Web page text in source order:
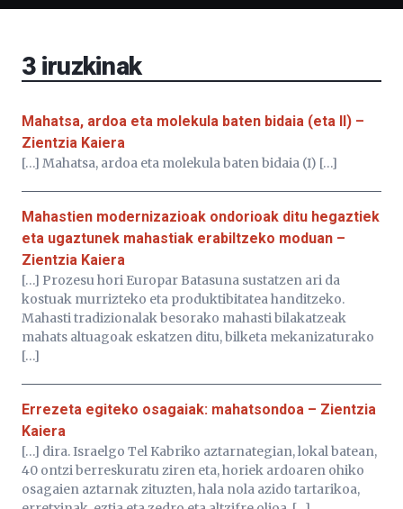
3iruzkinak
Mahatsa, ardoa eta molekula baten bidaia (eta II) –
Zientzia Kaiera
[…] Mahatsa, ardoa eta molekula baten bidaia (I) […]
Mahastien modernizazioak ondorioak ditu hegaztiek
eta ugaztunek mahastiak erabiltzeko moduan –
Zientzia Kaiera
[…] Prozesu hori Europar Batasuna sustatzen ari da
kostuak murrizteko eta produktibitatea handitzeko.
Mahasti tradizionalak besorako mahasti bilakatzeak
mahats altuagoak eskatzen ditu, bilketa mekanizaturako
[…]
Errezeta egiteko osagaiak: mahatsondoa – Zientzia
Kaiera
[…] dira. Israelgo Tel Kabriko aztarnategian, lokal batean,
40 ontzi berreskuratu ziren eta, horiek ardoaren ohiko
osagaien aztarnak zituzten, hala nola azido tartarikoa,